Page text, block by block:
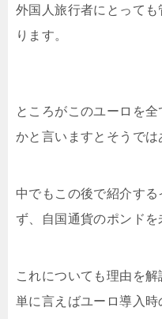
外国人旅行者にとって
ります。
ところがこのユーロを
かと言いますとそうでは
中でもこの後で紹介す
ず、自国通貨のポンドを
これについても理由を
単に言えばユーロ導入時